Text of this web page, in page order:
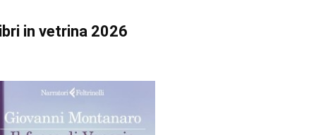
in vetrina 2026